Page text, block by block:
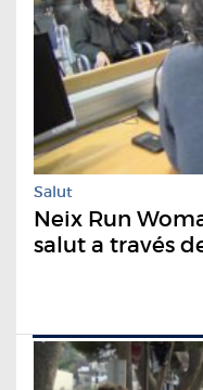
Salut
Neix Run
salut a través